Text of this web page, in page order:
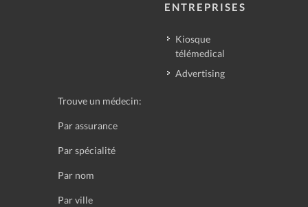
ENTREPRISES
Kiosque
télémedical
Advertising
Trouve un médecin:
Par assurance
Par spécialité
Par nom
Par ville